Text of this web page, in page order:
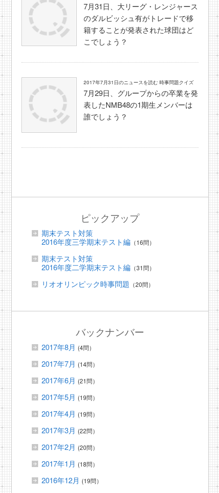
7月31日、大リーグ・レンジャース
のダルビッシュ有がトレードで移
籍することが発表された球団はど
こでしょう？
2017年7月31日のニュースを読む 時事問題クイズ
7月29日、グループからの卒業を発
表したNMB48の1期生メンバーは
誰でしょう？
ピックアップ
期末テスト対策
2016年度三学期末テスト編（16問）
期末テスト対策
2016年度二学期末テスト編（31問）
リオオリンピック時事問題 （20問）
バックナンバー
2017年8月 (4問）
2017年7月 (14問）
2017年6月 (21問）
2017年5月 (19問）
2017年4月 (19問）
2017年3月 (22問）
2017年2月 (20問）
2017年1月 (18問）
2016年12月 (19問）